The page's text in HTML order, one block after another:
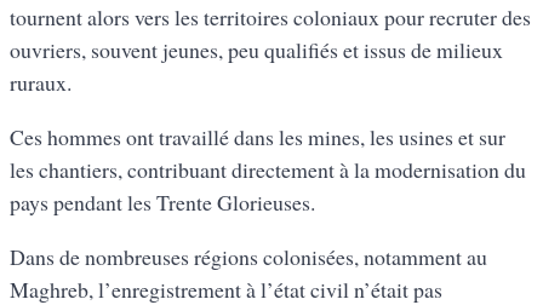
tournent alors vers les territoires coloniaux pour recruter des
ouvriers, souvent jeunes, peu qualifiés et issus de milieux
ruraux.
Ces hommes ont travaillé dans les mines, les usines et sur
les chantiers, contribuant directement à la modernisation du
pays pendant les Trente Glorieuses.
Dans de nombreuses régions colonisées, notamment au
Maghreb, l’enregistrement à l’état civil n’était pas